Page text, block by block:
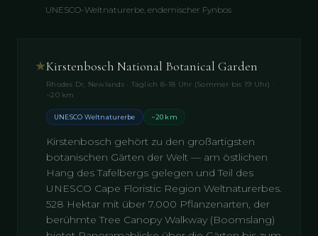
UNESCO-Weltnaturerbe, endemischer Fynbos
★Kirstenbosch National Botanical Garden
Rhodes Dr, Newlands · Täglich 8–18 Uhr (Sommer bis 19 Uhr) ·
~20 km
UNESCO Weltnaturerbe ~20 km
Kirstenbosch gehört zu den großartigsten
botanischen Gärten der Welt — am östlichen
Hang des Tafelbergs gelegen und Teil des
UNESCO Cape Floristic Region Weltnaturerbes.
528 Hektar mit über 7.000 Pflanzenarten, der
berühmte Tree Canopy Walkway (Boomslang)